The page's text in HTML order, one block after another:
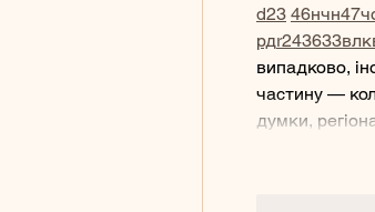
d23 46нчн47
рдr243633вл
випадково,
частину —
думки,